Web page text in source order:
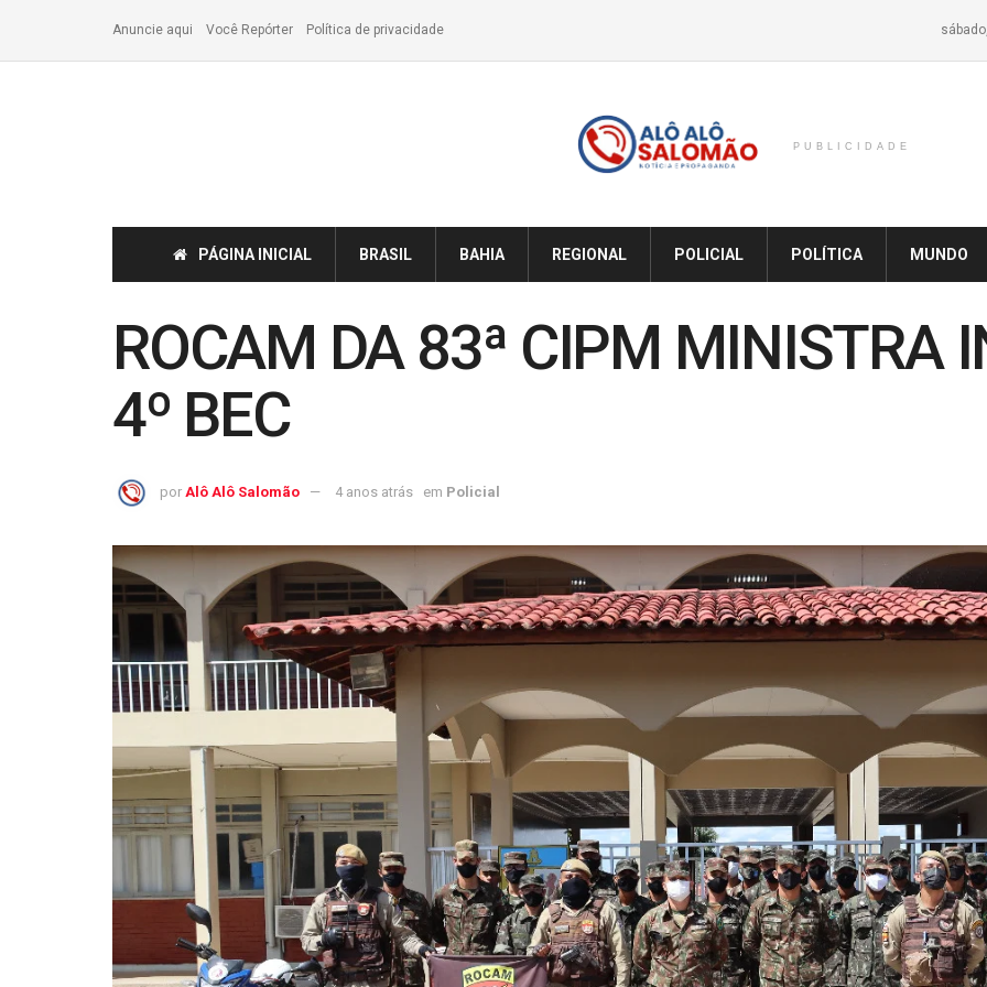
Anuncie aqui Você Repórter Política de privacidade
PUBLICIDADE
PÁGINA INICIAL BRASIL BAHIA REGIONAL POLICIAL POLÍTICA MUNDO
ROCAM DA 83ª CIPM MINISTRA
4º BEC
por Alô Alô Salomão 4 anos atrás em Policial